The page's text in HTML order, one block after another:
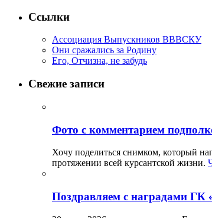
Ссылки
Ассоциация Выпускников ВВВСКУ
Они сражались за Родину
Его, Отчизна, не забудь
Свежие записи
Фото с комментарием
Хочу поделиться снимком, который
протяжении всей курсантской жизни.
Поздравляем с наградами ГК